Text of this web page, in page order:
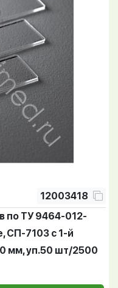
12003418
по ТУ 9464-012-
СП-7103 с 1-й
мм, уп.50 шт/2500